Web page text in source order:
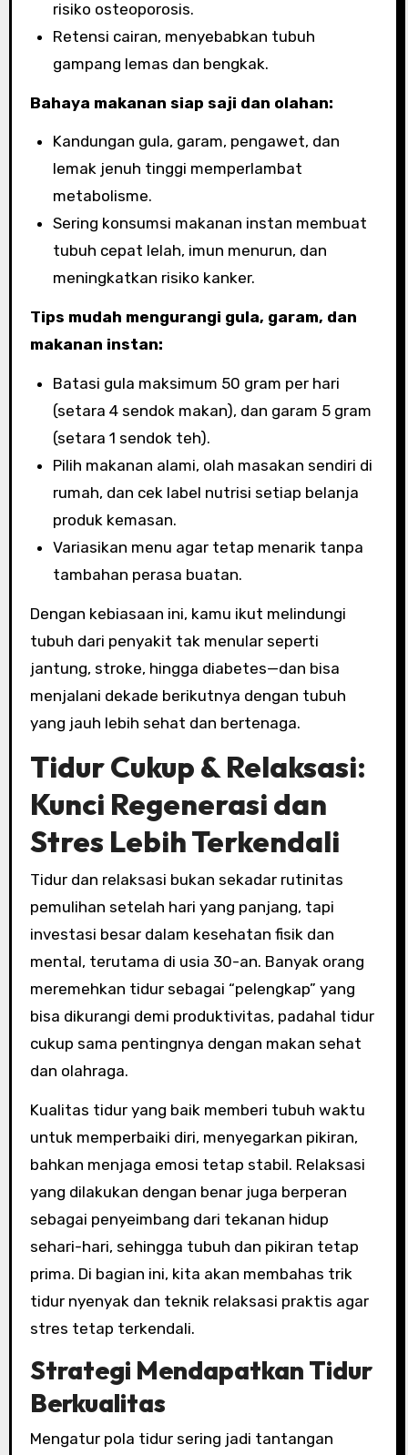
risiko osteoporosis.
Retensi cairan, menyebabkan tubuh
gampang lemas dan bengkak.
Bahaya makanan siap saji dan olahan:
Kandungan gula, garam, pengawet, dan
lemak jenuh tinggi memperlambat
metabolisme.
Sering konsumsi makanan instan membuat
tubuh cepat lelah, imun menurun, dan
meningkatkan risiko kanker.
Tips mudah mengurangi gula, garam, dan
makanan instan:
Batasi gula maksimum 50 gram per hari
(setara 4 sendok makan), dan garam 5 gram
(setara 1 sendok teh).
Pilih makanan alami, olah masakan sendiri di
rumah, dan cek label nutrisi setiap belanja
produk kemasan.
Variasikan menu agar tetap menarik tanpa
tambahan perasa buatan.
Dengan kebiasaan ini, kamu ikut melindungi
tubuh dari penyakit tak menular seperti
jantung, stroke, hingga diabetes—dan bisa
menjalani dekade berikutnya dengan tubuh
yang jauh lebih sehat dan bertenaga.
Tidur Cukup & Relaksasi:
Kunci Regenerasi dan
Stres Lebih Terkendali
Tidur dan relaksasi bukan sekadar rutinitas
pemulihan setelah hari yang panjang, tapi
investasi besar dalam kesehatan fisik dan
mental, terutama di usia 30-an. Banyak orang
meremehkan tidur sebagai “pelengkap” yang
bisa dikurangi demi produktivitas, padahal tidur
cukup sama pentingnya dengan makan sehat
dan olahraga.
Kualitas tidur yang baik memberi tubuh waktu
untuk memperbaiki diri, menyegarkan pikiran,
bahkan menjaga emosi tetap stabil. Relaksasi
yang dilakukan dengan benar juga berperan
sebagai penyeimbang dari tekanan hidup
sehari-hari, sehingga tubuh dan pikiran tetap
prima. Di bagian ini, kita akan membahas trik
tidur nyenyak dan teknik relaksasi praktis agar
stres tetap terkendali.
Strategi Mendapatkan Tidur
Berkualitas
Mengatur pola tidur sering jadi tantangan